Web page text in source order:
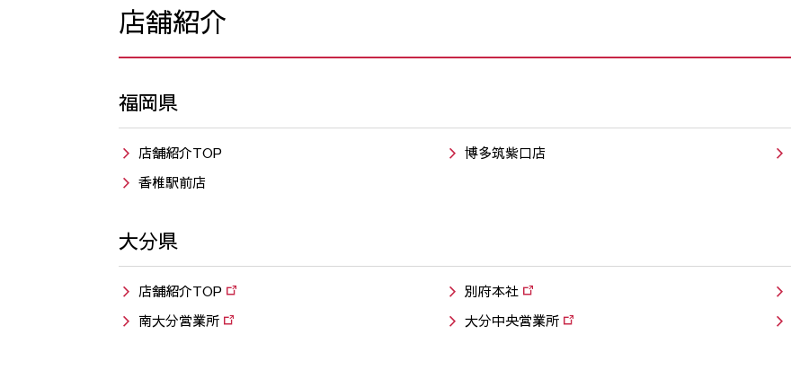
店舗紹介
福岡県
店舗紹介TOP 博多筑紫口店
香椎駅前店
大分県
店舗紹介TOP 別府本社
南大分営業所
大分中央営業所